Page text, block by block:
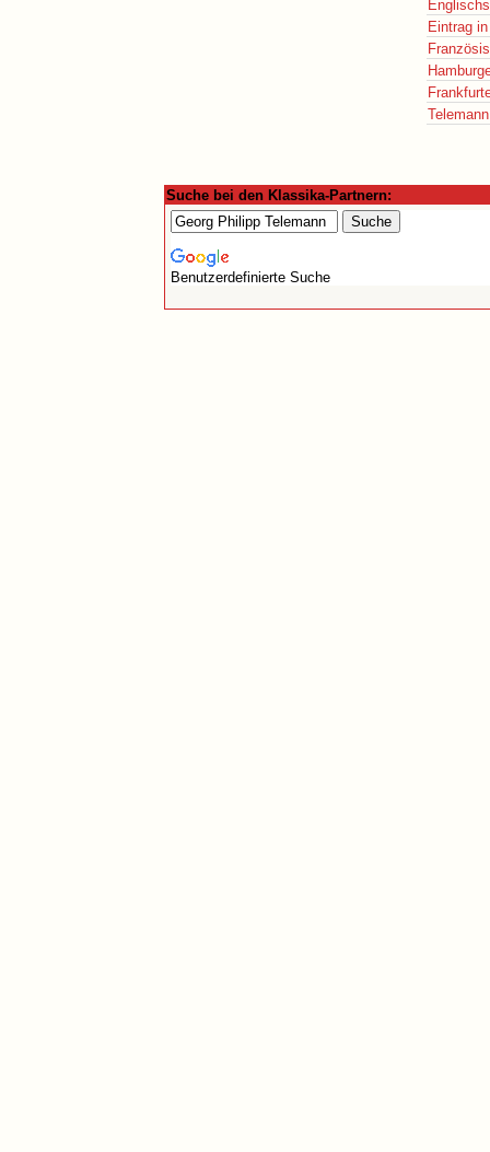
Eintrag
Suche bei den Klassika-Partnern:
Benutzerdefinierte Suche